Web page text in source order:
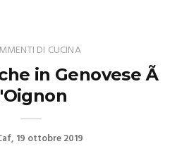
DI CUCINA
in Genovese Ã
19 ottobre 2019